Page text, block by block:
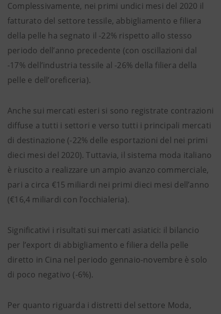
Complessivamente, nei primi undici mesi del 2020 il
fatturato del settore tessile, abbigliamento e filiera
della pelle ha segnato il -22% rispetto allo stesso
periodo dell’anno precedente (con oscillazioni dal
-17% dell’industria tessile al -26% della filiera della
pelle e dell’oreficeria).
Anche sui mercati esteri si sono registrate contrazioni
diffuse a tutti i settori e verso tutti i principali mercati
di destinazione (-22% delle esportazioni del nei primi
dieci mesi del 2020). Tuttavia, il sistema moda italiano
è riuscito a realizzare un ampio avanzo commerciale,
pari a circa €15 miliardi nei primi dieci mesi dell’anno
(€16,4 miliardi con l’occhialeria).
Significativi i risultati sui mercati asiatici: il bilancio
per l’export di abbigliamento e filiera della pelle
diretto in Cina nel periodo gennaio-novembre è solo
di poco negativo (-6%).
Per quanto riguarda i distretti del settore Moda,